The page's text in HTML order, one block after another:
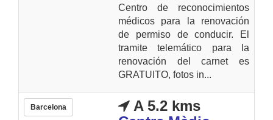
Centro de reconocimientos
médicos para la renovación
de permiso de conducir. El
tramite telemático para la
renovación del carnet es
GRATUITO, fotos in...
Barcelona
A 5.2 kms